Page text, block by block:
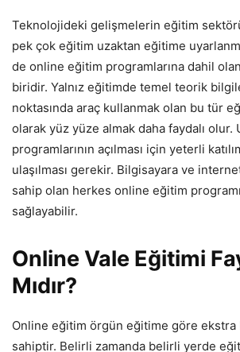
Teknolojideki gelişmelerin eğitim
pek çok eğitim uzaktan eğitime
de online eğitim programlarına dahil
biridir. Yalnız eğitimde temel teorik
noktasında araç kullanmak olan bu tür
olarak yüz yüze almak daha faydalı olur.
programlarının açılması için yeterli
ulaşılması gerekir. Bilgisayara ve
sahip olan herkes online eğitim
sağlayabilir.
Online Vale Eğitimi
Mıdır?
Online eğitim örgün eğitime göre ekstra
sahiptir. Belirli zamanda belirli yerde